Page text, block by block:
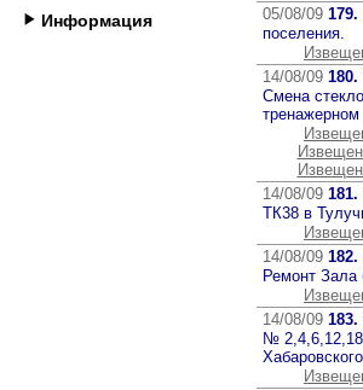
Информация
05/08/09 179.
поселения.
14/08/09 180.
Смена
14/08/09 181.
ТК38 в
14/08/09 182.
Ремонт Зала
14/08/09 183.
№